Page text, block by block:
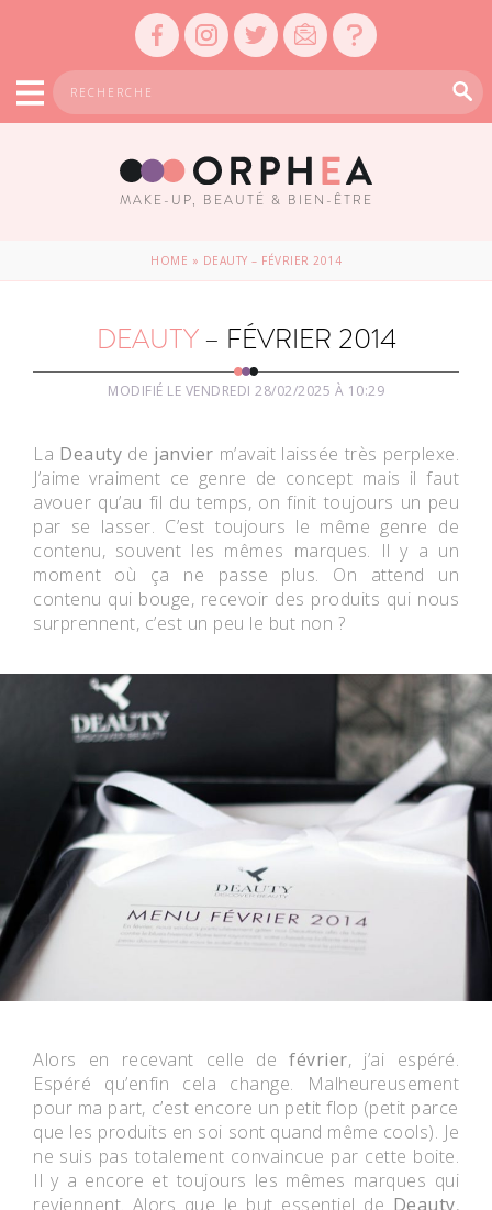
MAKE-UP, BEAUTÉ & BIEN-ÊTRE
HOME » DEAUTY – FÉVRIER 2014
DEAUTY– FÉVRIER 2014
MODIFIÉ LE VENDREDI 28/02/2025 À 10:29
La Deauty de janvier m’avait laissée très perplexe.
J’aime vraiment ce genre de concept mais il faut
avouer qu’au fil du temps, on finit toujours un peu
par se lasser. C’est toujours le même genre de
contenu, souvent les mêmes marques. Il y a un
moment où ça ne passe plus. On attend un
contenu qui bouge, recevoir des produits qui nous
surprennent, c’est un peu le but non ?
Alors en recevant celle defévrier, j’ai espéré.
Espéré qu’enfin cela change. Malheureusement
pour ma part, c’est encore un petit flop (petit parce
que les produits en soi sont quand même cools). Je
ne suis pas totalement convaincue par cette boite.
Il y a encore et toujours les mêmes marques qui
reviennent. Alors que le but essentiel de Deauty,